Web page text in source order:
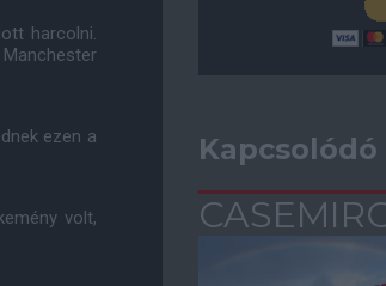
harcolni.
ezen a
volt,